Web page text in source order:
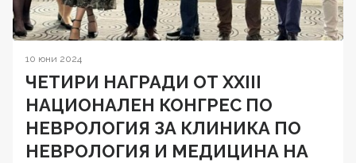
10 юни 2024
ЧЕТИРИ НАГРАДИ ОТ XXIII
НАЦИОНАЛЕН КОНГРЕС ПО
НЕВРОЛОГИЯ ЗА КЛИНИКА ПО
НЕВРОЛОГИЯ И МЕДИЦИНА НА